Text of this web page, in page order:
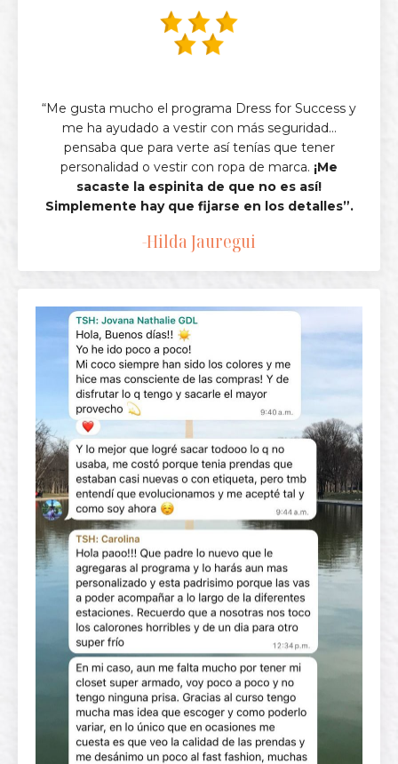
“Me gusta mucho el programa Dress for Success y
me ha ayudado a vestir con más seguridad...
pensaba que para verte así tenías que tener
personalidad o vestir con ropa de marca. ¡Me
sacaste la espinita de que no es así!
Simplemente hay que fijarse en los detalles”.
-Hilda Jauregui